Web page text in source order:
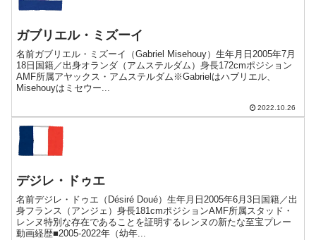
ガブリエル・ミズーイ
名前ガブリエル・ミズーイ（Gabriel Misehouy）生年月日2005年7月
18日国籍／出身オランダ（アムステルダム）身長172cmポジション
AMF所属アヤックス・アムステルダム※Gabrielはハブリエル、
Misehouyはミセウー...
2022.10.26
デジレ・ドゥエ
名前デジレ・ドゥエ（Désiré Doué）生年月日2005年6月3日国籍／出
身フランス（アンジェ）身長181cmポジションAMF所属スタッド・
レンヌ特別な存在であることを証明するレンヌの新たな至宝プレー
動画経歴■2005-2022年（幼年...